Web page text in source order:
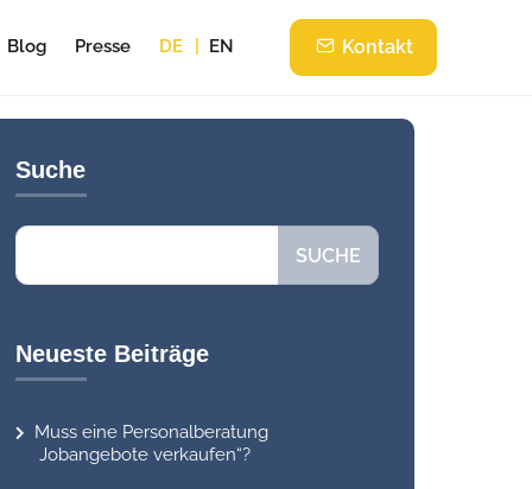
Kontakt
Blog Presse DE EN
Suche
Suchen SUCHE
Neueste Beiträge
Muss eine Personalberatung
Jobangebote verkaufen“?